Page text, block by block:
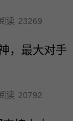
读 23269
，最大对手
读 20792